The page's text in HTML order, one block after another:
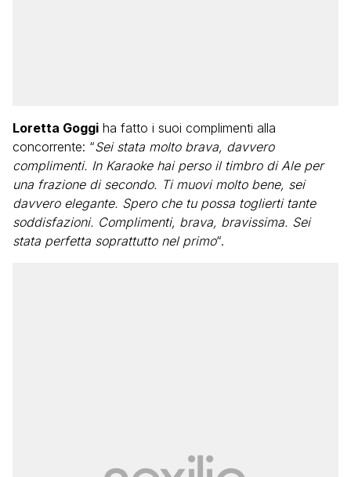
Loretta Goggi ha fatto i suoi complimenti alla
concorrente: “Sei stata molto brava, davvero
complimenti. In Karaoke hai perso il timbro di Ale per
una frazione di secondo. Ti muovi molto bene, sei
davvero elegante. Spero che tu possa toglierti tante
soddisfazioni. Complimenti, brava, bravissima. Sei
stata perfetta soprattutto nel primo“.